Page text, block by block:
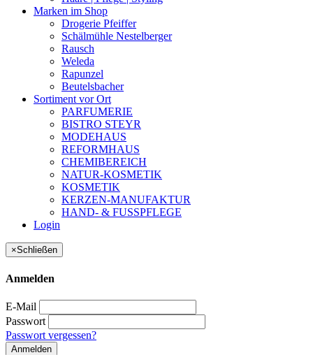
Marken im Shop
Drogerie Pfeiffer
Schälmühle Nestelberger
Rausch
Weleda
Rapunzel
Beutelsbacher
Sortiment vor Ort
PARFUMERIE
BISTRO STEYR
MODEHAUS
REFORMHAUS
CHEMIBEREICH
NATUR-KOSMETIK
KOSMETIK
KERZEN-MANUFAKTUR
HAND- & FUSSPFLEGE
Login
×Schließen
Anmelden
E-Mail
Passwort
Passwort vergessen?
Anmelden